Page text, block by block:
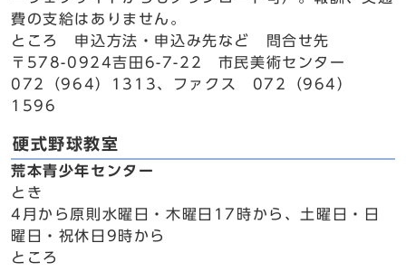
費の支給はありません。
ところ 申込方法・申込み先など 問合せ先
〒578-0924吉田6-7-22 市民美術センター
072（964）1313、ファクス 072（964）
1596
硬式野球教室
荒本青少年センター
とき
4月から原則水曜日・木曜日17時から、土曜日・日
曜日・祝休日9時から
ところ